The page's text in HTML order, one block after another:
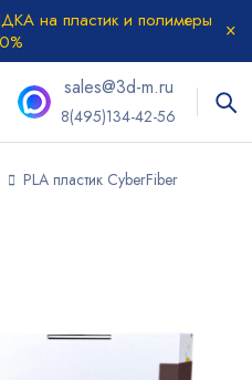
на пластик и полимеры
sales@3d-m.ru
8(495)134-42-56
PLA пластик CyberFiber